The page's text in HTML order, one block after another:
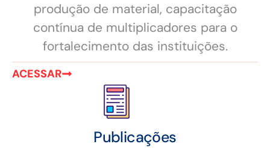
produção de material, capacitação
contínua de multiplicadores para o
fortalecimento das instituições.
ACESSAR
Publicações